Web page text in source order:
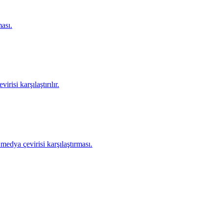
karşılaştırılır.
çevirisi karşılaştırması.